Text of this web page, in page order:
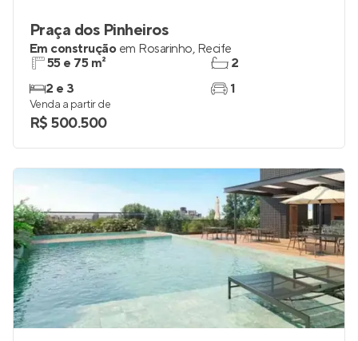
Praça dos Pinheiros
Em construção em Rosarinho, Recife
55 e 75 m²
2 e 3
2
1
Venda a partir de
R$ 500.500